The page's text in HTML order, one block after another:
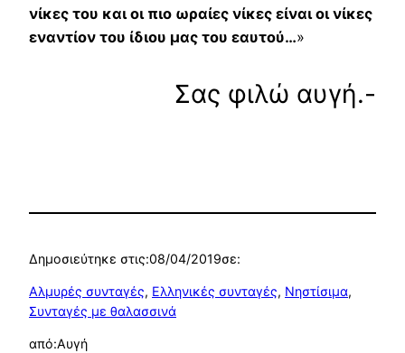
νίκες του και οι πιο ωραίες νίκες είναι οι νίκες
εναντίον του ίδιου μας του εαυτού…»
Σας φιλώ αυγή.-
Δημοσιεύτηκε στις:08/04/2019σε:
Αλμυρές συνταγές, Ελληνικές συνταγές, Νηστίσιμα
Συνταγές με θαλασσινά
από:Αυγή